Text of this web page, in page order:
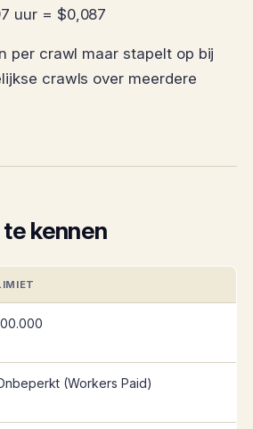
uur = $0,087
per crawl maar stapelt op bij
crawls over meerdere
kennen
(Workers Paid)